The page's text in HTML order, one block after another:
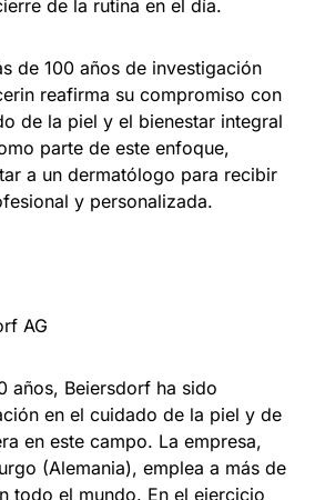
de la rutina en el día.
de 100 años de investigación
reafirma su compromiso con
de la piel y el bienestar integral
parte de este enfoque,
a un dermatólogo para recibir
y personalizada.
AG
años, Beiersdorf ha sido
en el cuidado de la piel y de
en este campo. La empresa,
(Alemania), emplea a más de
todo el mundo. En el ejercicio